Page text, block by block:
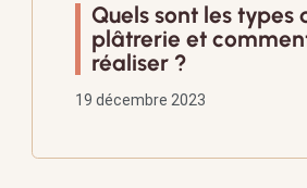
Quels sont les types
plâtrerie et
réaliser ?
19 décembre 2023